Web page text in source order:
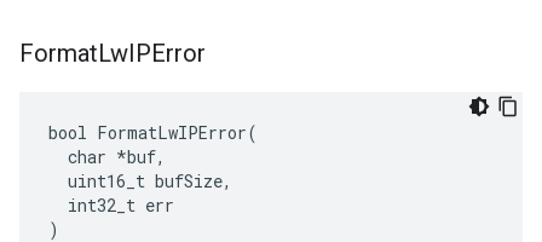
FormatLwIPError
bool FormatLwIPError(
  char *buf,
  uint16_t bufSize,
  int32_t err
)